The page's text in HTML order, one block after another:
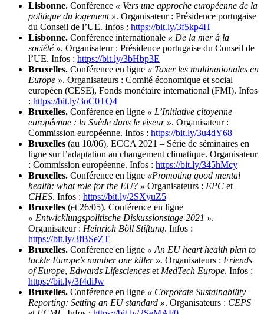
Lisbonne. Conférence « Vers une approche européenne de la
politique du logement ». Organisateur : Présidence portugaise
du Conseil de l’UE. Infos : https://bit.ly/3f5kp4H
Lisbonne. Conférence internationale « De la mer à la
société ». Organisateur : Présidence portugaise du Conseil de
l’UE. Infos : https://bit.ly/3bHbp3E
Bruxelles. Conférence en ligne « Taxer les multinationales en
Europe ». Organisateurs : Comité économique et social
européen (CESE), Fonds monétaire international (FMI). Infos
: https://bit.ly/3oC0TQ4
Bruxelles. Conférence en ligne « L’Initiative citoyenne
européenne : la Suède dans le viseur ». Organisateur :
Commission européenne. Infos : https://bit.ly/3u4dY68
Bruxelles (au 10/06). ECCA 2021 – Série de séminaires en
ligne sur l’adaptation au changement climatique. Organisateur
: Commission européenne. Infos : https://bit.ly/345hMcy
Bruxelles. Conférence en ligne «Promoting good mental
health: what role for the EU? » Organisateurs : EPC et
CHES. Infos : https://bit.ly/2SXyuZ5
Bruxelles (et 26/05). Conférence en ligne
« Entwicklungspolitische Diskussionstage 2021 ».
Organisateur : Heinrich Böll Stiftung. Infos :
https://bit.ly/3fBSeZT
Bruxelles. Conférence en ligne « An EU heart health plan to
tackle Europe’s number one killer ». Organisateurs : Friends
of Europe, Edwards Lifesciences et MedTech Europe. Infos :
https://bit.ly/3f4diJw
Bruxelles. Conférence en ligne « Corporate Sustainability
Reporting: Setting an EU standard ». Organisateurs : CEPS